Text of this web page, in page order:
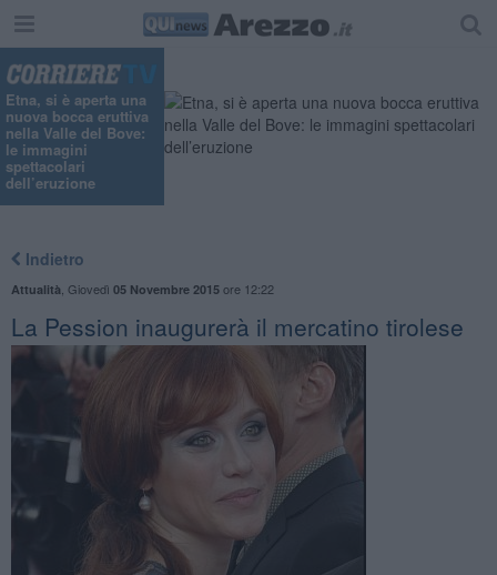
Etna, si è aperta una
nuova bocca eruttiva
nella Valle del Bove:
le immagini
spettacolari
dell’eruzione
Indietro
Attualità Giovedì 05 Novembre 2015ore 12:22
La Pession inaugurerà il mercatino tirolese